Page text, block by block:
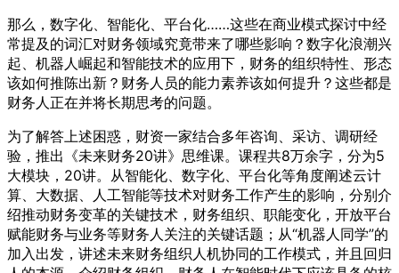
那么，数字化、智能化、平台化……这些在商业模式探讨中经
常提及的词汇对财务领域究竟带来了哪些影响？数字化浪潮兴
起、机器人崛起和智能技术的应用下，财务的组织特性、形态
该如何推陈出新？财务人员的能力素养该如何提升？这些都是
财务人正在并将长期思考的问题。
为了解答上述困惑，财资一家结合多年咨询、采访、调研经
验，推出《未来财务20讲》思维课。课程共8万余字，分为5
大模块，20讲。从智能化、数字化、平台化等角度阐述云计
算、大数据、人工智能等技术对财务工作产生的影响，分别介
绍推动财务变革的关键技术，财务组织、职能变化，开放平台
赋能财务与业务等财务人关注的关键话题；从“机器人同学”的
加入出发，讲述未来财务组织人机协同的工作模式，并且回归